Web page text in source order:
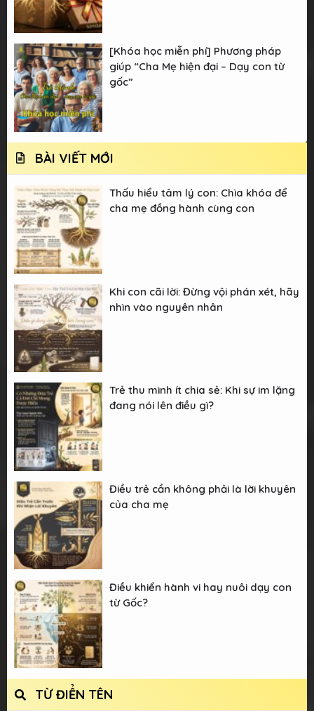
[Khóa học miễn phí] Phương pháp
giúp “Cha Mẹ hiện đại – Dạy con từ
gốc”
BÀI VIẾT MỚI
Thấu hiểu tâm lý con: Chìa khóa để
cha mẹ đồng hành cùng con
Khi con cãi lời: Đừng vội phán xét, hãy
nhìn vào nguyên nhân
Trẻ thu mình ít chia sẻ: Khi sự im lặng
đang nói lên điều gì?
Điều trẻ cần không phải là lời khuyên
của cha mẹ
Điều khiển hành vi hay nuôi dạy con
từ Gốc?
TỪ ĐIỂN TÊN